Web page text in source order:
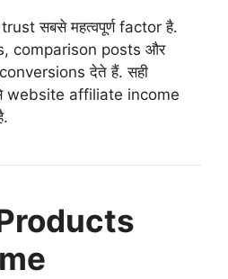
सबसे महत्वपूर्ण factor है.
comparison posts और
देते हैं. सही
website affiliate income